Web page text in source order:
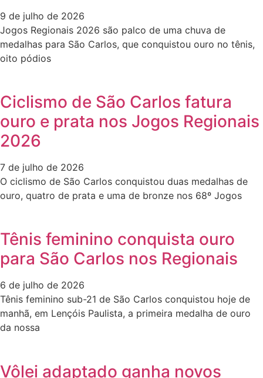
9 de julho de 2026
Jogos Regionais 2026 são palco de uma chuva de
medalhas para São Carlos, que conquistou ouro no tênis,
oito pódios
Ciclismo de São Carlos fatura
ouro e prata nos Jogos Regionais
2026
7 de julho de 2026
O ciclismo de São Carlos conquistou duas medalhas de
ouro, quatro de prata e uma de bronze nos 68º Jogos
Tênis feminino conquista ouro
para São Carlos nos Regionais
6 de julho de 2026
Tênis feminino sub-21 de São Carlos conquistou hoje de
manhã, em Lençóis Paulista, a primeira medalha de ouro
da nossa
Vôlei adaptado ganha novos